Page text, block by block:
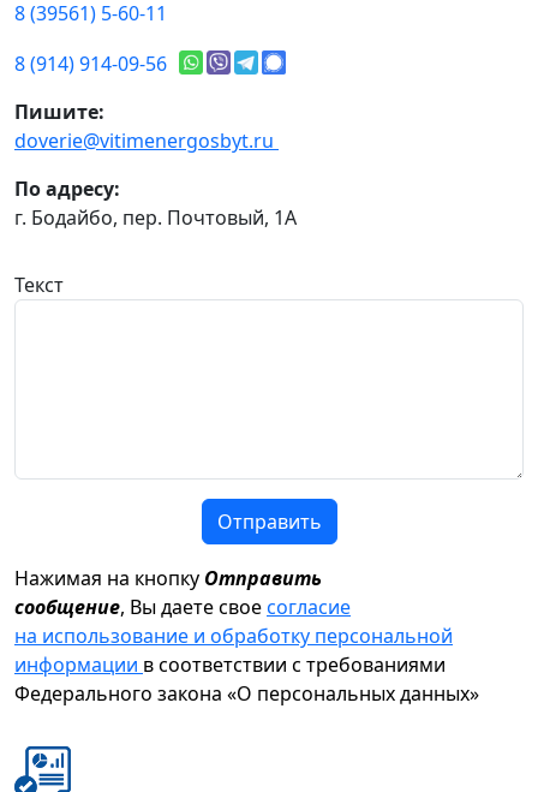
8 (39561) 5-60-11
8 (914) 914-09-56
Пишите:
doverie@vitimenergosbyt.ru
По адресу:
г. Бодайбо, пер. Почтовый, 1А
Текст
Отправить
Нажимая на кнопку Отправить
сообщение, Вы даете своесогласие
на использование и обработку персональной
информации в соответствии с требованиями
Федерального закона «О персональных данных»